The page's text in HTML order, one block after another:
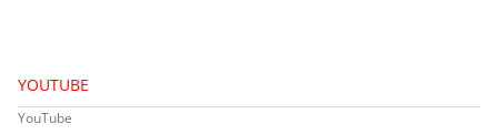
YOUTUBE
YouTube